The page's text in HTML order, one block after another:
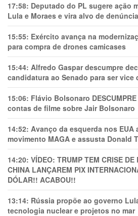
17:58: Deputado do PL sugere ação
Lula e Moraes e vira alvo de
15:55: Exército avança na
para compra de drones camicases
15:44: Alfredo Gaspar descumpre
candidatura ao Senado para ser vice
15:06: Flávio Bolsonaro
contas de filme sobre Jair Bolsonaro
14:52: Avanço da esquerda nos EUA
movimento MAGA e assusta Donald
14:20: VÍDEO: TRUMP TEM CRlSE
CHINA LANÇAREM PIX
DÓLAR!! ACABOU!!
13:14: Rússia propõe ao governo
tecnologia nuclear e projetos no mar